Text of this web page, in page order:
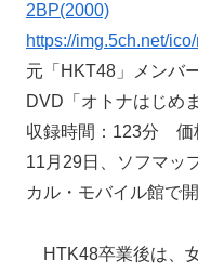
2BP(2000)
https://img.5ch.net/
元「HKT48」メンバ
DVD「オトナはじめ
収録時間：123分 価
11月29日、ソフマッ
カル・モバイル館で開
HTK48卒業後は、